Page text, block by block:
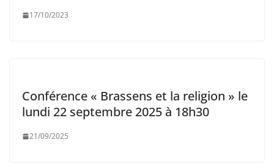
17/10/2023
Conférence « Brassens et la religion » le
lundi 22 septembre 2025 à 18h30
21/09/2025